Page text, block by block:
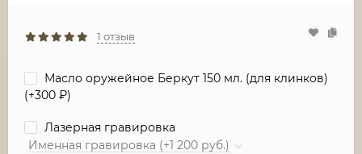
1 отзыв
Масло оружейное Беркут 150 мл. (для клинков)
(+300 ₽)
Лазерная гравировка
Именная гравировка (+1 200 руб.)